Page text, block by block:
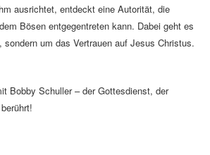
ausrichtet, entdeckt eine Autorität, die
Bösen entgegentreten kann. Dabei geht es
sondern um das Vertrauen auf Jesus Christus.
Bobby Schuller – der Gottesdienst, der